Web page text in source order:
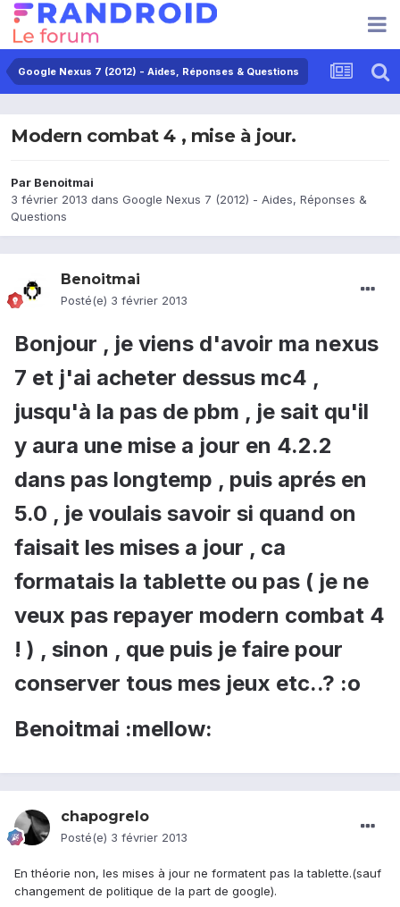
Google Nexus 7 (2012) - Aides, Réponses & Questions
Modern combat 4 , mise à jour.
Par Benoitmai
3 février 2013 dans Google Nexus 7 (2012) - Aides, Réponses &
Questions
Benoitmai
Posté(e) 3 février 2013
Bonjour , je viens d'avoir ma nexus
7 et j'ai acheter dessus mc4 ,
jusqu'à la pas de pbm , je sait qu'il
y aura une mise a jour en 4.2.2
dans pas longtemp , puis aprés en
5.0 , je voulais savoir si quand on
faisait les mises a jour , ca
formatais la tablette ou pas ( je ne
veux pas repayer modern combat 4
! ) , sinon , que puis je faire pour
conserver tous mes jeux etc..? :o
Benoitmai :mellow:
chapogrelo
Posté(e) 3 février 2013
En théorie non, les mises à jour ne formatent pas la tablette.(sauf
changement de politique de la part de google).